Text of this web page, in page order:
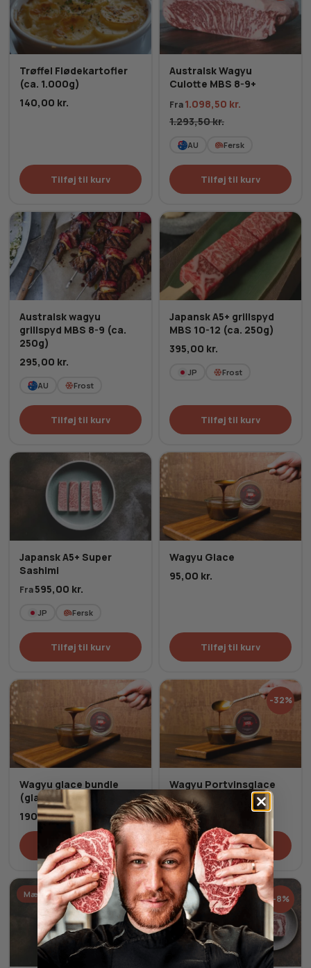
Trøffel Flødekartofler
(ca. 1.000g)
140,00 kr.
Tilføj til kurv
Australsk Wagyu
Culotte MBS 8-9+
Fra1.098,50 kr.
1.293,50kr.
AU Fersk
Tilføj til kurv
Australsk wagyu
grillspyd MBS 8-9 (ca.
250g)
295,00 kr.
AU Frost
Tilføj til kurv
Japansk A5+ grillspyd
MBS 10-12 (ca. 250g)
395,00 kr.
JP Frost
Tilføj til kurv
Japansk A5+ Super
Sashimi
Fra595,00 kr.
JP Fersk
Tilføj til kurv
Wagyu Glace
95,00 kr.
Tilføj til kurv
Wagyu glace bundle
(glace + portvin)
190,00kr.
Tilføj til kurv
-32%
Wagyu Portvinsglace
65,00kr. kr.
Tilføj til kurv
Mængderabat -8%